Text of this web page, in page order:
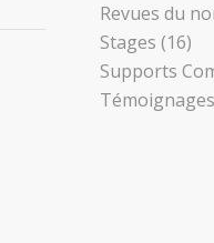
Revues du
Stages (16)
Supports